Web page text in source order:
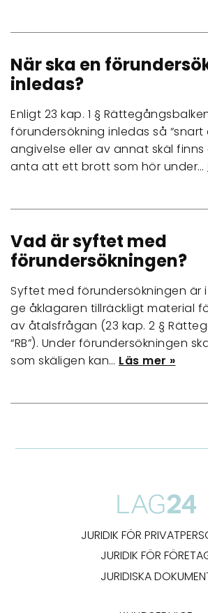
När ska en
inledas?
Enligt 23 kap. 1 §
förundersökning inledas så
angivelse eller av annat skäl
anta att ett brott som hör under…
Vad är syftet med
förundersökningen?
Syftet med förundersökningen
ge åklagaren tillräckligt material
av åtalsfrågan (23 kap. 2 §
“RB”). Under förundersökningen
som skäligen kan… Läs mer »
JURIDIK FÖR
JURIDIK FÖR
JURIDISKA